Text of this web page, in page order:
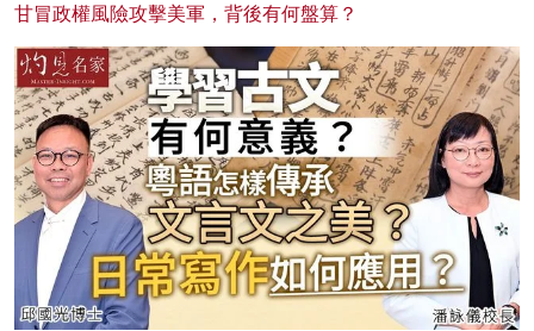
甘冒政權風險攻擊美軍，背後有何盤算？